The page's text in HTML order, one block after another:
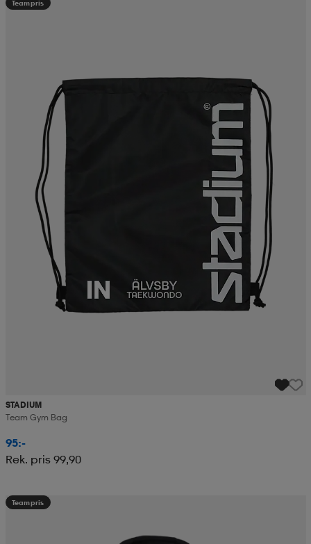
Teampris
STADIUM
Team Gym Bag
95:-
Rek. pris 99,90
Teampris